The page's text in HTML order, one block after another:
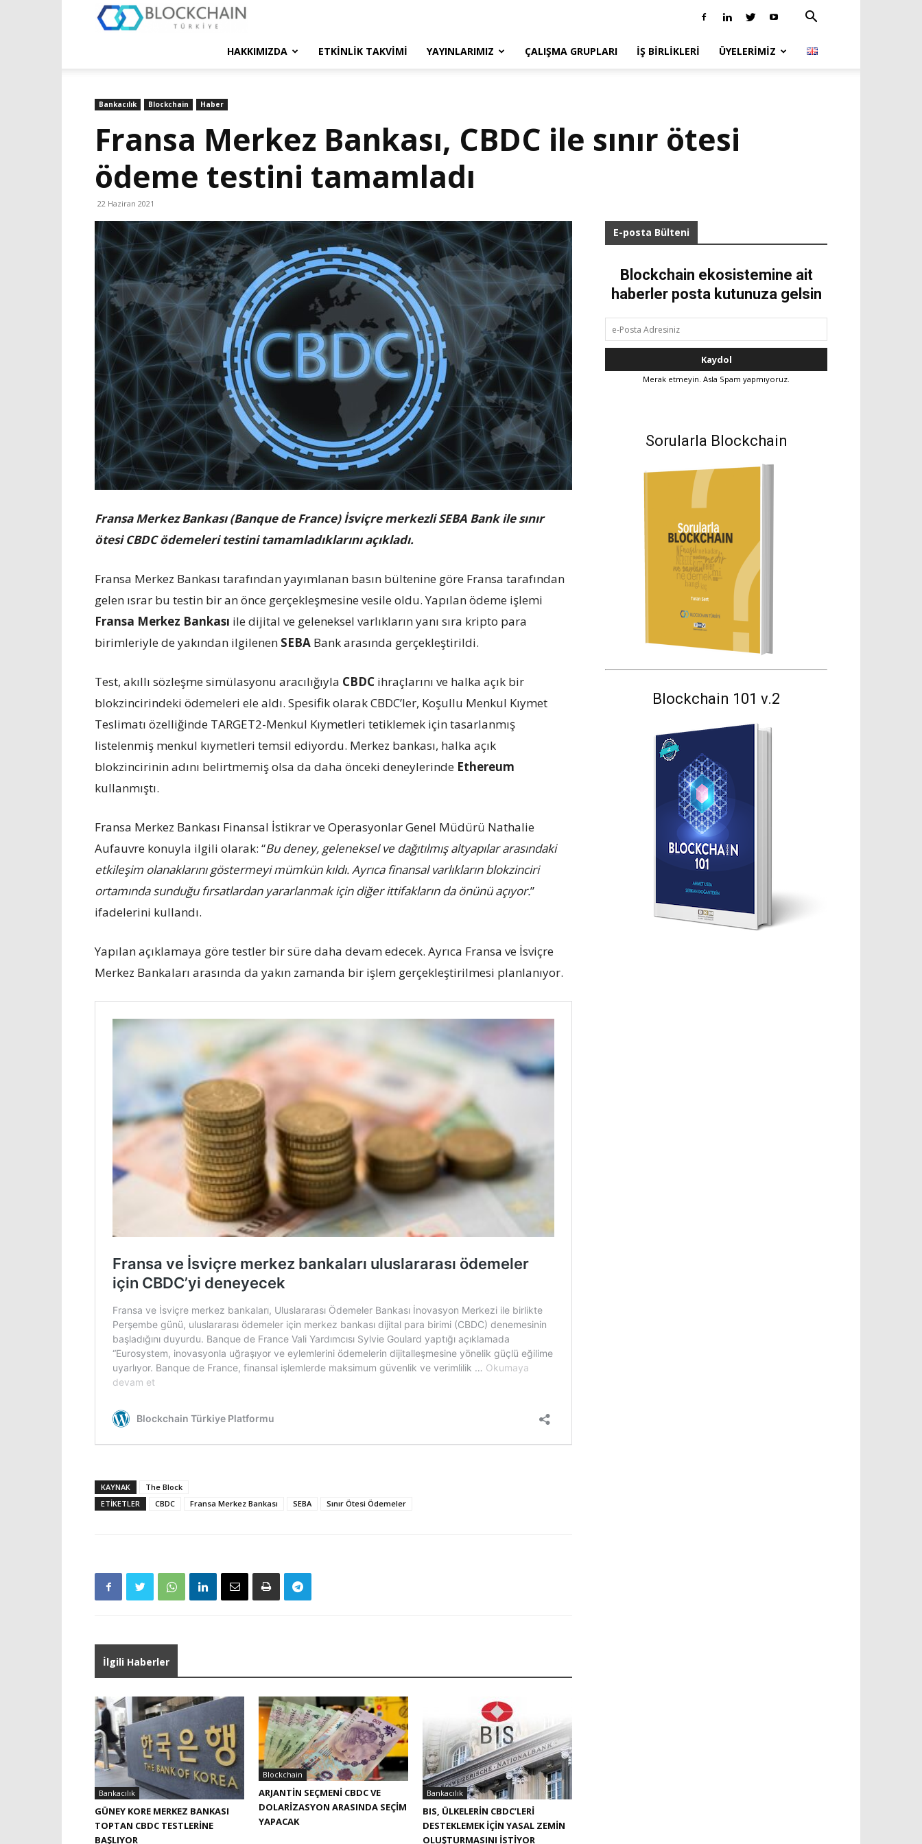
Türkiye
HAKKIMIZDA ETKINLIK TAKVIMI YAYINLARIMIZ ÇALIŞMA GRUPLARI İŞ BIRLIKLERI ÜYELERIMIZ
Bankacılık Blockchain Haber
Fransa Merkez Bankası, CBDC ile sınır ötesi
ödeme testini tamamladı
22 Haziran 2021
Fransa Merkez Bankası (Banque de France) İsviçre merkezli SEBA Bank ile sınır
ötesi CBDC ödemeleri testini tamamladıklarını açıkladı.
Fransa Merkez Bankası tarafından yayımlanan basın bültenine göre Fransa tarafından
gelen ısrar bu testin bir an önce gerçekleşmesine vesile oldu. Yapılan ödeme işlemi
Fransa Merkez Bankası ile dijital ve geleneksel varlıkların yanı sıra kripto para
birimleriyle de yakından ilgilenen SEBA Bank arasında gerçekleştirildi.
Test, akıllı sözleşme simülasyonu aracılığıyla CBDC ihraçlarını ve halka açık bir
blokzincirindeki ödemeleri ele aldı. Spesifik olarak CBDC’ler, Koşullu Menkul Kıymet
Teslimatı özelliğinde TARGET2-Menkul Kıymetleri tetiklemek için tasarlanmış
listelenmiş menkul kıymetleri temsil ediyordu. Merkez bankası, halka açık
blokzincirinin adını belirtmemiş olsa da daha önceki deneylerinde Ethereum
kullanmıştı.
Fransa Merkez Bankası Finansal İstikrar ve Operasyonlar Genel Müdürü Nathalie
Aufauvre konuyla ilgili olarak: “Bu deney, geleneksel ve dağıtılmış altyapılar arasındaki
etkileşim olanaklarını göstermeyi mümkün kıldı. Ayrıca finansal varlıkların blokzinciri
ortamında sunduğu fırsatlardan yararlanmak için diğer ittifakların da önünü açıyor.”
ifadelerini kullandı.
Yapılan açıklamaya göre testler bir süre daha devam edecek. Ayrıca Fransa ve İsviçre
Merkez Bankaları arasında da yakın zamanda bir işlem gerçekleştirilmesi planlanıyor.
KAYNAK
The Block
ETIKETLER
CBDC Fransa Merkez Bankası SEBA Sınır Ötesi Ödemeler
İlgili Haberler
Bankacılık
GÜNEY KORE MERKEZ BANKASI
TOPTAN CBDC TESTLERINE
BAŞLIYOR
Blockchain
ARJANTIN SEÇMENI CBDC VE
DOLARIZASYON ARASINDA SEÇIM
YAPACAK
Bankacılık
BIS, ÜLKELERIN CBDC’LERI
DESTEKLEMEK IÇIN YASAL ZEMIN
OLUŞTURMASINI ISTIYOR
E-posta Bülteni
Blockchain ekosistemine ait
haberler posta kutunuza gelsin
Merak etmeyin. Asla Spam yapmıyoruz.
Sorularla Blockchain
Blockchain 101 v.2